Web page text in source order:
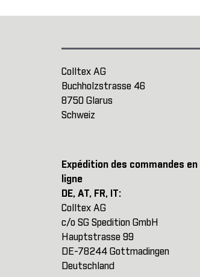
Colltex AG
Buchholzstrasse 46
8750 Glarus
Schweiz
Expédition des commandes en
ligne
DE, AT, FR, IT:
Colltex AG
c/o SG Spedition GmbH
Hauptstrasse 99
DE-78244 Gottmadingen
Deutschland